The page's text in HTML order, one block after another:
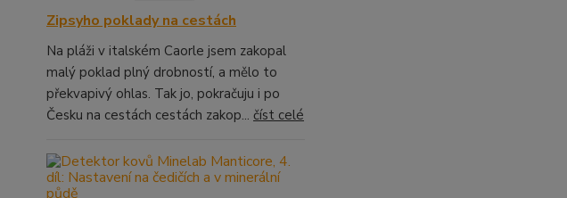
Zipsyho poklady na cestách
Na pláži v italském Caorle jsem zakopal
malý poklad plný drobností, a mělo to
překvapivý ohlas. Tak jo, pokračuju i po
Česku na cestách cestách zakop... číst celé